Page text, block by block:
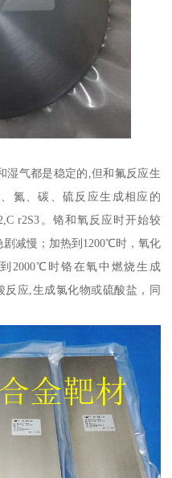
湿气都是稳定的,但和氟反应生
氮、碳、硫反应生成相应的
r2S3。铬和氧反应时开始较
减慢；加热到1200℃时，氧化
2000℃时铬在氧中燃烧生成
反应,生成氯化物或硫酸盐，同